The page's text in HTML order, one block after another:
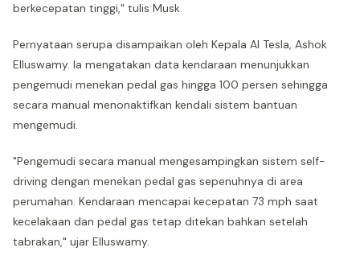
berkecepatan tinggi," tulis Musk.
Pernyataan serupa disampaikan oleh Kepala AI Tesla, Ashok
Elluswamy. Ia mengatakan data kendaraan menunjukkan
pengemudi menekan pedal gas hingga 100 persen sehingga
secara manual menonaktifkan kendali sistem bantuan
mengemudi.
"Pengemudi secara manual mengesampingkan sistem self-
driving dengan menekan pedal gas sepenuhnya di area
perumahan. Kendaraan mencapai kecepatan 73 mph saat
kecelakaan dan pedal gas tetap ditekan bahkan setelah
tabrakan," ujar Elluswamy.